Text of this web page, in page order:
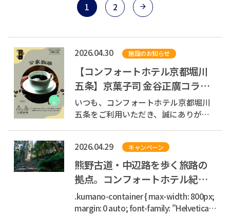
1 2
2026.04.30 施設のお知らせ
【コンフォートホテル京都堀川
五条】京菓子司 金谷正廣コラボ
｜オリジナルパッケージドリッ
プコーヒー販売
いつも、コンフォートホテル京都堀川
五条をご利用いただき、誠にありがと
border: 1px solid #e6e6e6; } tr th {
background-color: #f5f5f5; } a {...
2026.04.29 キャンペーン
熊野古道・中辺路を歩く旅路の
拠点。コンフォートホテル紀伊
田辺【公式】
.kumano-container { max-width: 800px;
margin: 0 auto; font-family: "Helvetica